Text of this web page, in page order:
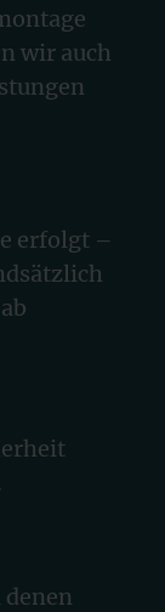
wir auch
erfolgt –